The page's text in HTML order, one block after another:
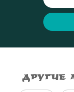
ДРУГИЕ